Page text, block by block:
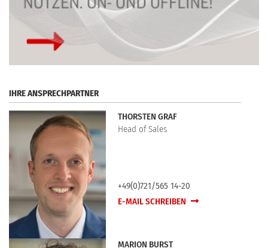
IHRE ANSPRECHPARTNER
THORSTEN GRAF
Head of Sales
+49(0)721/565 14-20
E-MAIL SCHREIBEN
MARION BURST